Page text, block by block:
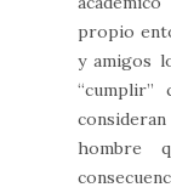
propio
y amigos
“cumplir”
hombre